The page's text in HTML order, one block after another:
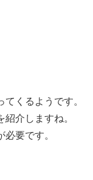
くるようです。
介しますね。
要です。